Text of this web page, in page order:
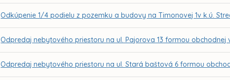
Odkúpenie 1/4 podielu z pozemku a budovy na Timonovej 1v k.ú.
Odpredaj nebytového priestoru na ul. Pajorova 13 formou obchodnej
Odpredaj nebytového priestoru na ul. Stará baštová 6 formou